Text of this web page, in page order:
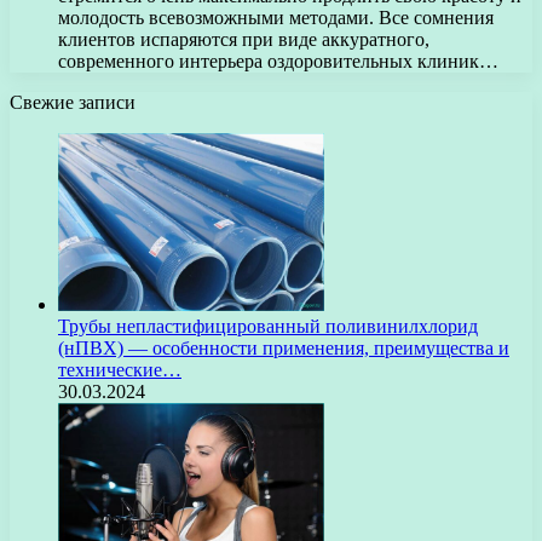
молодость всевозможными методами. Все сомнения
клиентов испаряются при виде аккуратного,
современного интерьера оздоровительных клиник…
Свежие записи
Трубы непластифицированный поливинилхлорид
(нПВХ) — особенности применения, преимущества и
технические…
30.03.2024